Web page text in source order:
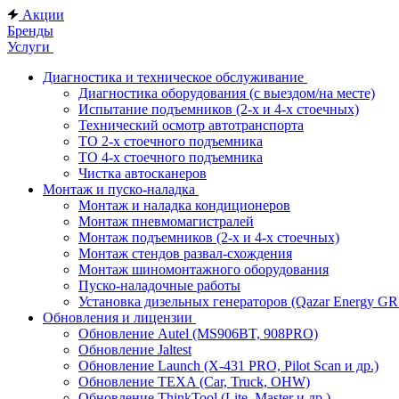
Акции
Бренды
Услуги
Диагностика и техническое обслуживание
Диагностика оборудования (с выездом/на месте)
Испытание подъемников (2-х и 4-х стоечных)
Технический осмотр автотранспорта
ТО 2-х стоечного подъемника
ТО 4-х стоечного подъемника
Чистка автосканеров
Монтаж и пуско-наладка
Монтаж и наладка кондиционеров
Монтаж пневмомагистралей
Монтаж подъемников (2-х и 4-х стоечных)
Монтаж стендов развал-схождения
Монтаж шиномонтажного оборудования
Пуско-наладочные работы
Установка дизельных генераторов (Qazar Energy
Обновления и лицензии
Обновление Autel (MS906BT, 908PRO)
Обновление Jaltest
Обновление Launch (X-431 PRO, Pilot Scan и др.)
Обновление TEXA (Car, Truck, OHW)